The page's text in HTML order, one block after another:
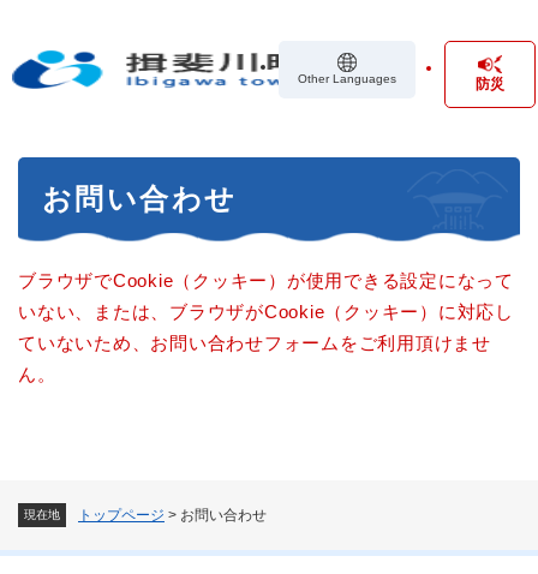
の
Other Languages 防災
現在地 トップページ > お問い合わせ
お問い合わせ
ブラウザでCookie（クッキー）が使用できる設定になって
いない、または、ブラウザがCookie（クッキー）に対応し
ていないため、お問い合わせフォームをご利用頂けませ
ん。